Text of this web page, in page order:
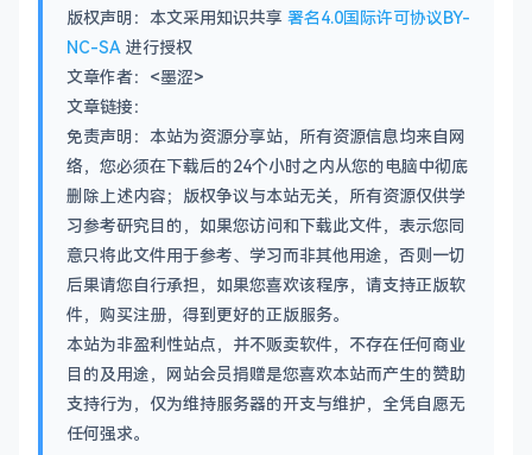
版权声明：本文采用知识共享 署名4.0国际许可协议BY-
NC-SA 进行授权
文章作者：<墨涩>
文章链接：
免责声明：本站为资源分享站，所有资源信息均来自网
络，您必须在下载后的24个小时之内从您的电脑中彻底
删除上述内容；版权争议与本站无关，所有资源仅供学
习参考研究目的，如果您访问和下载此文件，表示您同
意只将此文件用于参考、学习而非其他用途，否则一切
后果请您自行承担，如果您喜欢该程序，请支持正版软
件，购买注册，得到更好的正版服务。
本站为非盈利性站点，并不贩卖软件，不存在任何商业
目的及用途，网站会员捐赠是您喜欢本站而产生的赞助
支持行为，仅为维持服务器的开支与维护，全凭自愿无
任何强求。